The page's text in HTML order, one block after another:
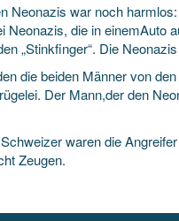
Neonazis war noch
Neonazis, die in einemAuto
„Stinkfinger“. Die
die beiden Männer von
Der Mann,der den
waren die
Zeugen.